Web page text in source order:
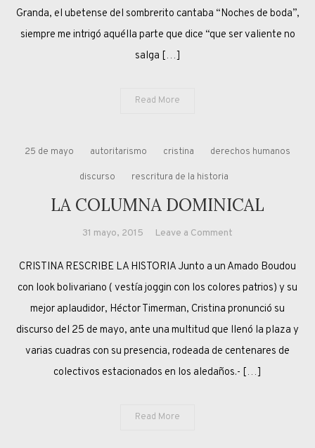
CARO
Granda, el ubetense del sombrerito cantaba “Noches de boda”,
siempre me intrigó aquélla parte que dice “que ser valiente no
salga […]
Read More
25 de mayo autoritarismo cristina derechos humanos
discurso rescritura de la historia
LA COLUMNA DOMINICAL
31 mayo, 2015 Leave a Comment
COLUMNA
DOMINICAL
CRISTINA RESCRIBE LA HISTORIA Junto a un Amado Boudou
con look bolivariano ( vestía joggin con los colores patrios) y su
mejor aplaudidor, Héctor Timerman, Cristina pronunció su
discurso del 25 de mayo, ante una multitud que llenó la plaza y
varias cuadras con su presencia, rodeada de centenares de
colectivos estacionados en los aledaños.- […]
Read More